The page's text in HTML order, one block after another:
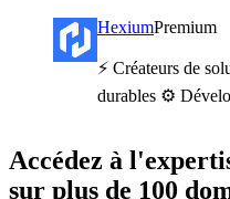
HexiumPremium
⚡️ Créateurs de
durables ⚙️
Accédez à
sur plus de 100